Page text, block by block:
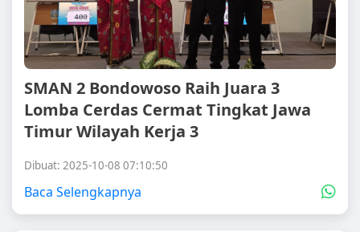
SMAN 2 Bondowoso Raih Juara 3
Lomba Cerdas Cermat Tingkat Jawa
Timur Wilayah Kerja 3
Dibuat: 2025-10-08 07:10:50
Baca Selengkapnya